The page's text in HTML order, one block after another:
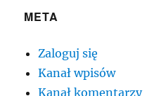
META
Zaloguj się
Kanał wpisów
Kanał komentarzy